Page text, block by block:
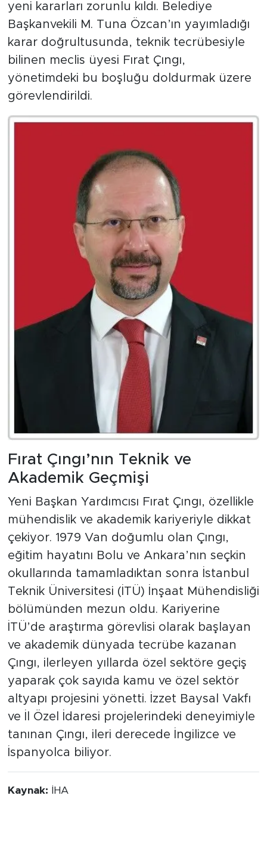
yeni kararları zorunlu kıldı. Belediye
Başkanvekili M. Tuna Özcan’ın yayımladığı
karar doğrultusunda, teknik tecrübesiyle
bilinen meclis üyesi Fırat Çıngı,
yönetimdeki bu boşluğu doldurmak üzere
görevlendirildi.
Fırat Çıngı’nın Teknik ve
Akademik Geçmişi
Yeni Başkan Yardımcısı Fırat Çıngı, özellikle
mühendislik ve akademik kariyeriyle dikkat
çekiyor. 1979 Van doğumlu olan Çıngı,
eğitim hayatını Bolu ve Ankara’nın seçkin
okullarında tamamladıktan sonra İstanbul
Teknik Üniversitesi (İTÜ) İnşaat Mühendisliği
bölümünden mezun oldu. Kariyerine
İTÜ’de araştırma görevlisi olarak başlayan
ve akademik dünyada tecrübe kazanan
Çıngı, ilerleyen yıllarda özel sektöre geçiş
yaparak çok sayıda kamu ve özel sektör
altyapı projesini yönetti. İzzet Baysal Vakfı
ve İl Özel İdaresi projelerindeki deneyimiyle
tanınan Çıngı, ileri derecede İngilizce ve
İspanyolca biliyor.
Kaynak: İHA